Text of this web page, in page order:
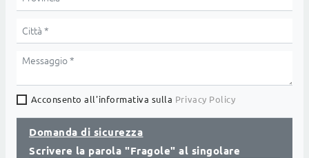
Acconsento all'informativa sulla Privacy Policy
Domanda di sicurezza
Scrivere la parola "Fragole" al singolare